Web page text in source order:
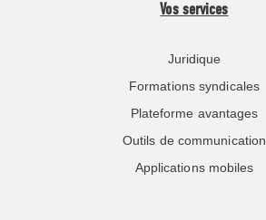
Vos services
Juridique
Formations syndicales
Plateforme avantages
Outils de communication
Applications mobiles